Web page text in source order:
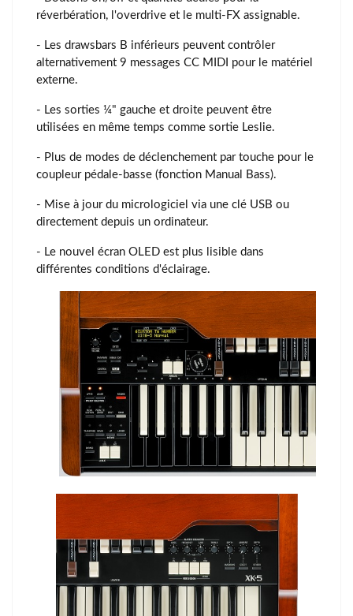
réverbération, l'overdrive et le multi-FX assignable.
- Les drawsbars B inférieurs peuvent contrôler
alternativement 9 messages CC MIDI pour le matériel
externe.
- Les sorties ¼" gauche et droite peuvent être
utilisées en même temps comme sortie Leslie.
- Plus de modes de déclenchement par touche pour le
coupleur pédale-basse (fonction Manual Bass).
- Mise à jour du micrologiciel via une clé USB ou
directement depuis un ordinateur.
- Le nouvel écran OLED est plus lisible dans
différentes conditions d'éclairage.